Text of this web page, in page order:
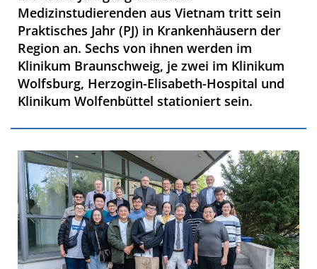
Medizinstudierenden aus Vietnam tritt sein
Praktisches Jahr (PJ) in Krankenhäusern der
Region an. Sechs von ihnen werden im
Klinikum Braunschweig, je zwei im Klinikum
Wolfsburg, Herzogin-Elisabeth-Hospital und
Klinikum Wolfenbüttel stationiert sein.